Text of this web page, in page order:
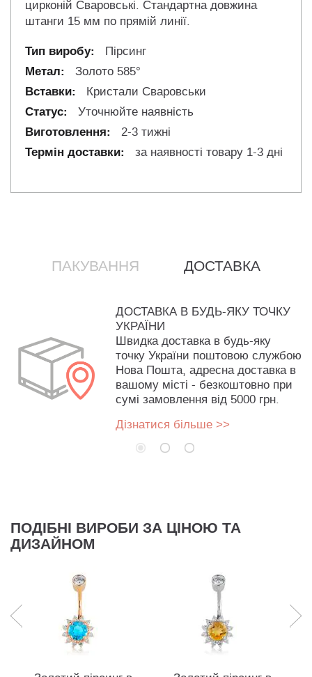
цирконій Сваровські. Стандартна довжина
штанги 15 мм по прямій линії.
Пірсинг
Золото 585°
Кристали Сваровськи
Уточнюйте наявність
2-3 тижні
за наявності товару 1-3 дні
ПАКУВАННЯ ДОСТАВКА
ДОСТАВКА В БУДЬ-ЯКУ ТОЧКУ
УКРАЇНИ
Швидка доставка в будь-яку
точку України поштовою службою
Нова Пошта, адресна доставка в
вашому місті - безкоштовно при
сумі замовлення від 5000 грн.
Дізнатися більше >>
ПОДІБНІ ВИРОБИ ЗА ЦІНОЮ ТА
ДИЗАЙНОМ